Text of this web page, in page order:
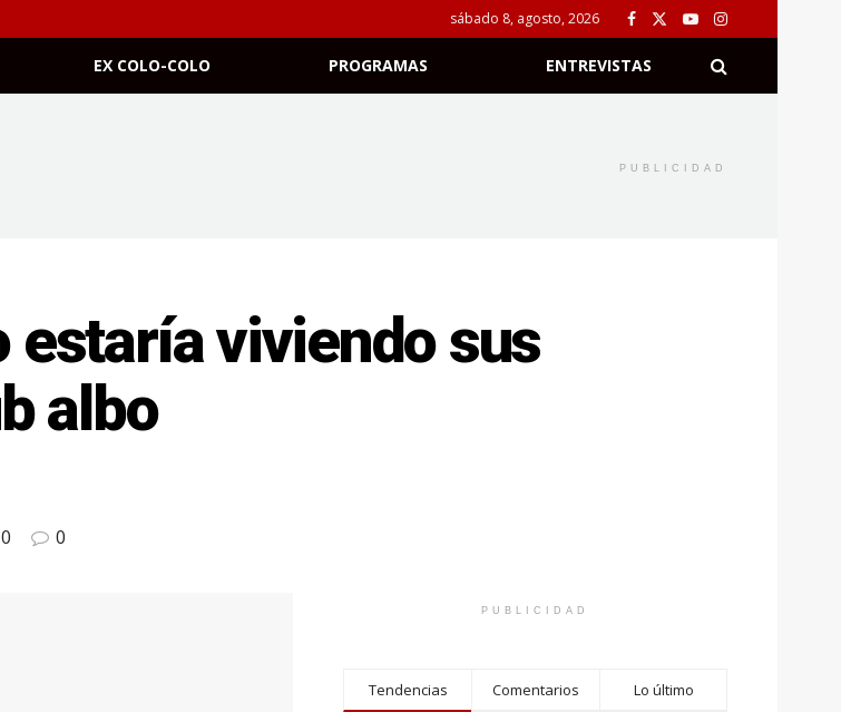
sábado 8, agosto, 2026
EX COLO-COLO PROGRAMAS ENTREVISTAS
PUBLICIDAD
estaría viviendo sus
albo
0 0
PUBLICIDAD
Tendencias Comentarios Lo último